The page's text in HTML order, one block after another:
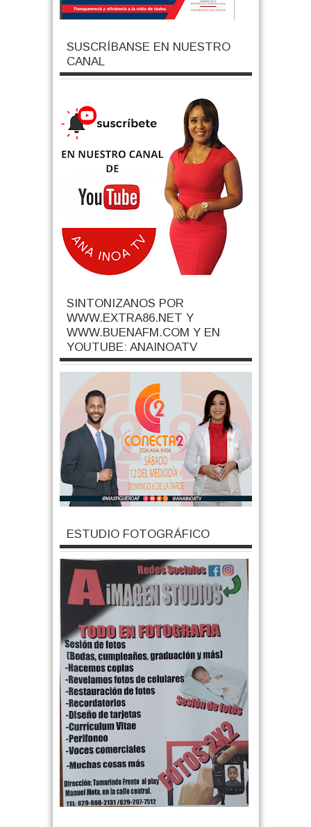
SUSCRÍBANSE EN NUESTRO
CANAL
SINTONIZANOS POR
WWW.EXTRA86.NET Y
WWW.BUENAFM.COM Y EN
YOUTUBE: ANAINOATV
ESTUDIO FOTOGRÁFICO